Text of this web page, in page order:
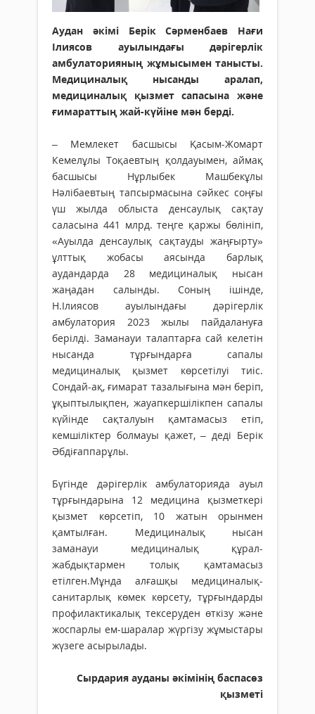
Аудан әкімі Берік Сәрменбаев Нағи
Ілиясов ауылындағы дәрігерлік
амбулаторияның жұмысымен танысты.
Медициналық нысанды аралап,
медициналық қызмет сапасына және
ғимараттың жай-күйіне мән берді.
– Мемлекет басшысы Қасым-Жомарт
Кемелұлы Тоқаевтың қолдауымен, аймақ
басшысы Нұрлыбек Машбекұлы
Нәлібаевтың тапсырмасына сәйкес соңғы
үш жылда облыста денсаулық сақтау
саласына 441 млрд. теңге қаржы бөлініп,
«Ауылда денсаулық сақтауды жаңғырту»
ұлттық жобасы аясында барлық
аудандарда 28 медициналық нысан
жаңадан салынды. Соның ішінде,
Н.Ілиясов ауылындағы дәрігерлік
амбулатория 2023 жылы пайдалануға
берілді. Заманауи талаптарға сай келетін
нысанда тұрғындарға сапалы
медициналық қызмет көрсетілуі тиіс.
Сондай-ақ, ғимарат тазалығына мән беріп,
ұқыптылықпен, жауапкершілікпен сапалы
күйінде сақталуын қамтамасыз етіп,
кемшіліктер болмауы қажет, – деді Берік
Әбдіғаппарұлы.
Бүгінде дәрігерлік амбулаторияда ауыл
тұрғындарына 12 медицина қызметкері
қызмет көрсетіп, 10 жатын орынмен
қамтылған. Медициналық нысан
заманауи медициналық құрал-
жабдықтармен толық қамтамасыз
етілген.Мұнда алғашқы медициналық-
санитарлық көмек көрсету, тұрғындарды
профилактикалық тексеруден өткізу және
жоспарлы ем-шаралар жүргізу жұмыстары
жүзеге асырылады.
Сырдария ауданы әкімінің баспасөз
қызметі